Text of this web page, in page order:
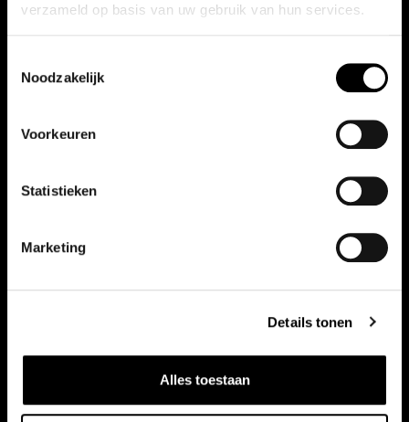
verzameld op basis van uw gebruik van hun services.
Noodzakelijk
Voorkeuren
Statistieken
Marketing
Details tonen
Alles toestaan
Bekijk ook onze andere auto's